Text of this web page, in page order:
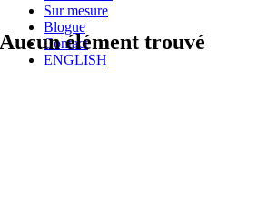
Sur mesure
Blogue
Contact
ENGLISH
Aucun élément trouvé